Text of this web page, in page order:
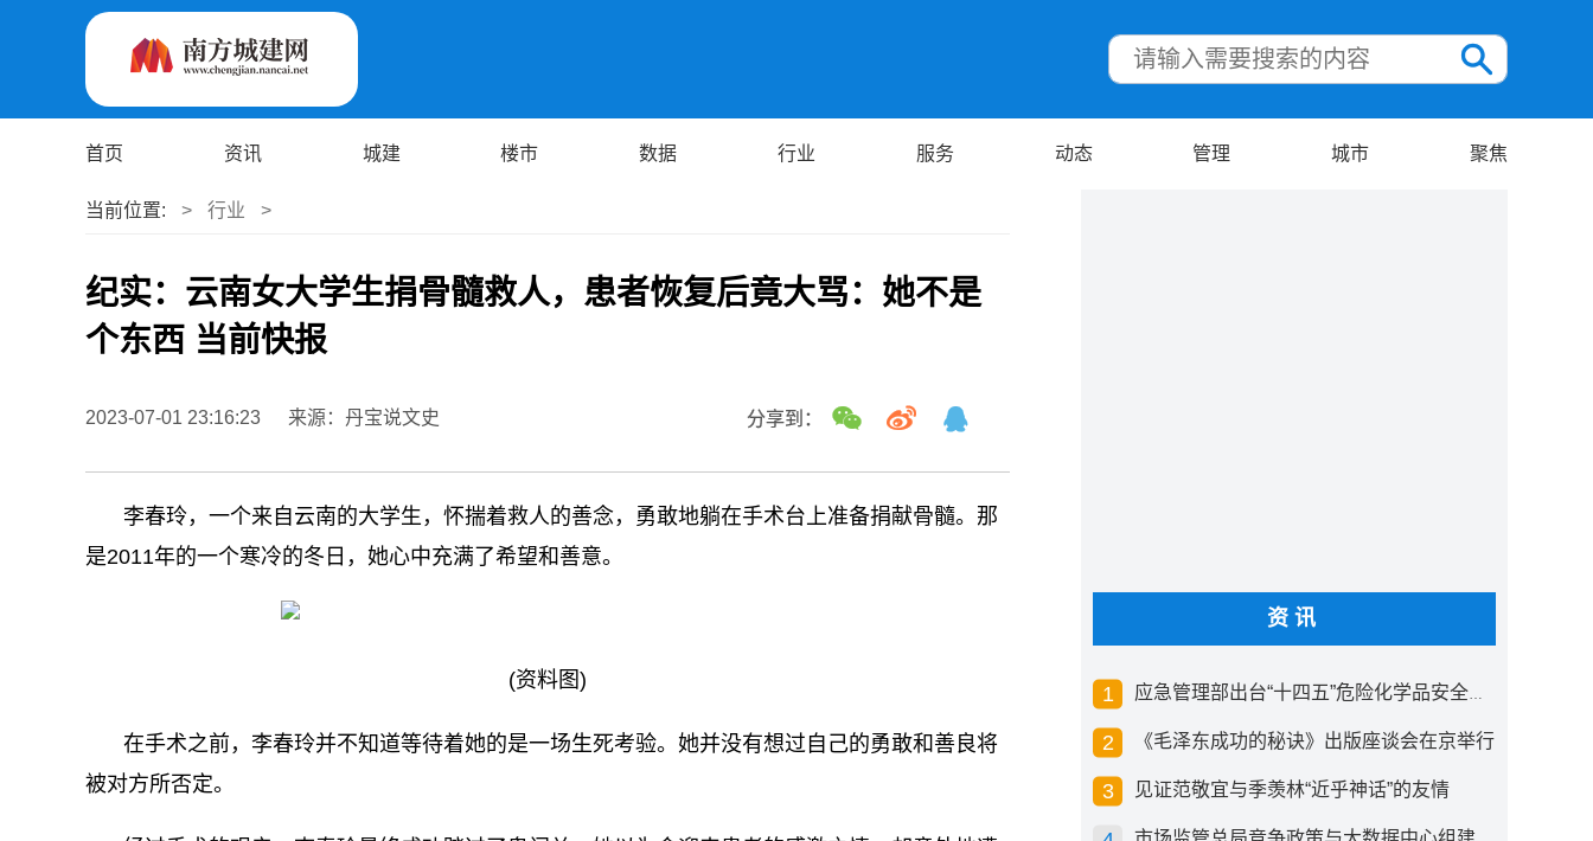
首页 资讯 城建 楼市 数据 行业 服务 动态 管理 城市 聚焦
当前位置: > 行业 >
纪实：云南女大学生捐骨髓救人，患者恢复后竟大骂：她不是
个东西 当前快报
2023-07-01 23:16:23 来源：丹宝说文史 分享到：
李春玲，一个来自云南的大学生，怀揣着救人的善念，勇敢地躺在手术台上准备捐献骨髓。那
是2011年的一个寒冷的冬日，她心中充满了希望和善意。
(资料图)
在手术之前，李春玲并不知道等待着她的是一场生死考验。她并没有想过自己的勇敢和善良将
被对方所否定。
资讯
应急管理部出台“十四五”危险化学品安全生产规划方案
《毛泽东成功的秘诀》出版座谈会在京举行
见证范敬宜与季羡林“近乎神话”的友情